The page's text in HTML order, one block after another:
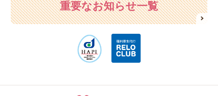
重要なお知らせ一覧